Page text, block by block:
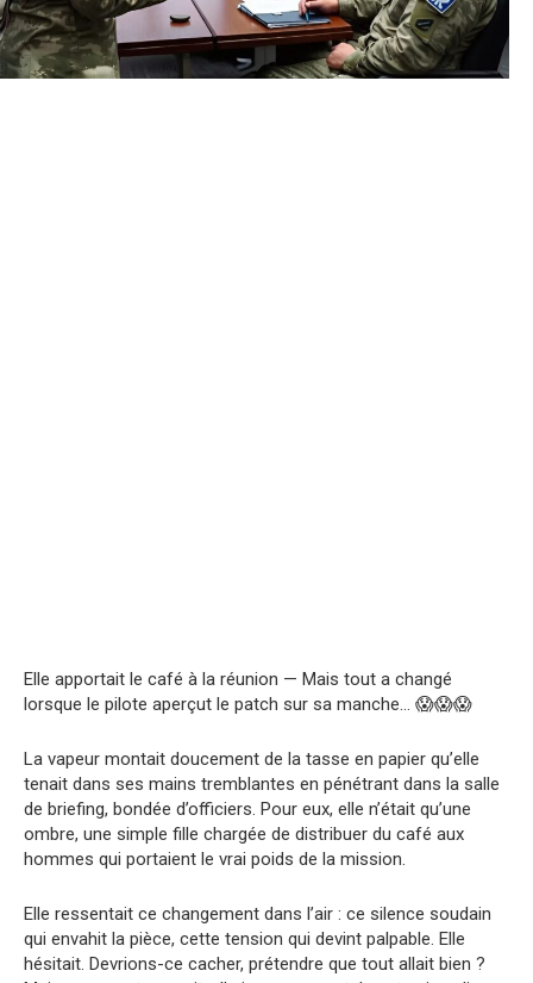
Elle apportait le café à la réunion — Mais tout a changé
lorsque le pilote aperçut le patch sur sa manche… 😱😱😱
La vapeur montait doucement de la tasse en papier qu’elle
tenait dans ses mains tremblantes en pénétrant dans la salle
de briefing, bondée d’officiers. Pour eux, elle n’était qu’une
ombre, une simple fille chargée de distribuer du café aux
hommes qui portaient le vrai poids de la mission.
Elle ressentait ce changement dans l’air : ce silence soudain
qui envahit la pièce, cette tension qui devint palpable. Elle
hésitait. Devrions-ce cacher, prétendre que tout allait bien ?